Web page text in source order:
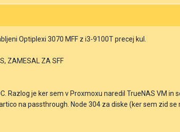
Optiplexi 3070 MFF z i3-9100T precej kul.
ZAMESAL ZA SFF
Razlog je ker sem v Proxmoxu naredil TrueNAS VM in
na passthrough. Node 304 za diske (ker sem zid